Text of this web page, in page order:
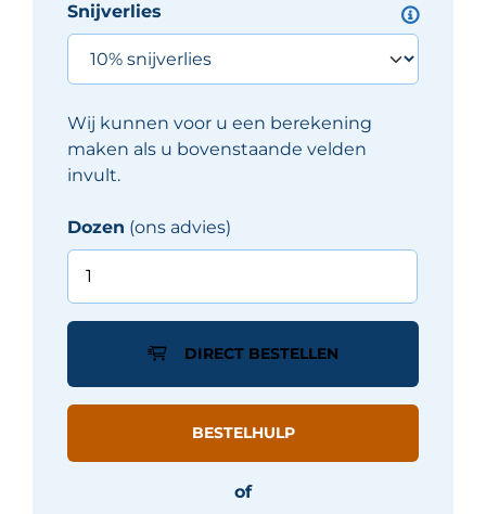
Snijverlies
Wij kunnen voor u een berekening
maken als u bovenstaande velden
invult.
Dozen (ons advies)
Pastorelli
NEW
cm
DIRECT BESTELLEN
BESTELHULP
of